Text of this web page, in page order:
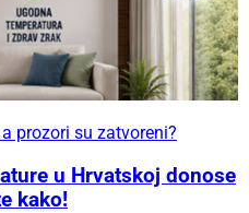
prozori su zatvoreni?
u Hrvatskoj donose
kako!